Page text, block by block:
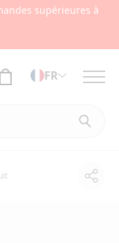
supérieures à
FR